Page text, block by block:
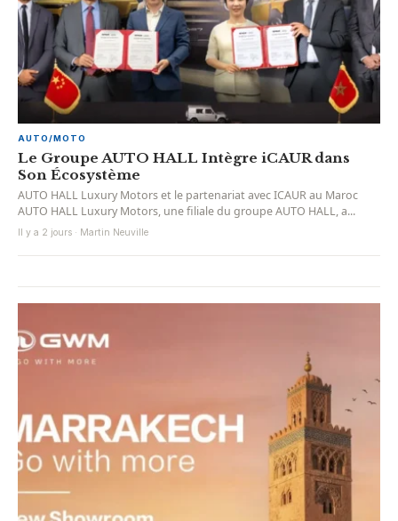
AUTO/MOTO
Le Groupe AUTO HALL Intègre iCAUR dans
Son Écosystème
AUTO HALL Luxury Motors et le partenariat avec ICAUR au Maroc
AUTO HALL Luxury Motors, une filiale du groupe AUTO HALL, a...
Il y a 2 jours · Martin Neuville